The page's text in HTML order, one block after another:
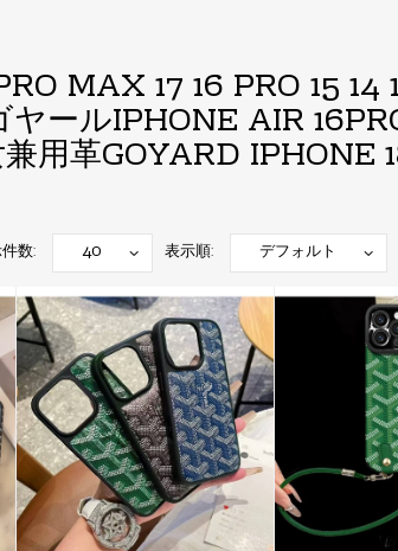
MAX 17 16 PRO 15 14
ールIPHONE AIR
用革GOYARD IPHONE
表示順:
数: